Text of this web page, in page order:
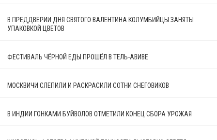
В ПРЕДДВЕРИИ ДНЯ СВЯТОГО ВАЛЕНТИНА КОЛУМБИЙЦЫ ЗАНЯТЫ
УПАКОВКОЙ ЦВЕТОВ
ФЕСТИВАЛЬ ЧЁРНОЙ ЕДЫ ПРОШЁЛ В ТЕЛЬ-АВИВЕ
МОСКВИЧИ СЛЕПИЛИ И РАСКРАСИЛИ СОТНИ СНЕГОВИКОВ
В ИНДИИ ГОНКАМИ БУЙВОЛОВ ОТМЕТИЛИ КОНЕЦ СБОРА УРОЖАЯ